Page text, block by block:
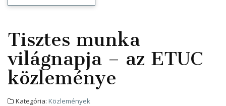
Tisztes munka
világnapja – az ETUC
közleménye
Kategória: Közlemények